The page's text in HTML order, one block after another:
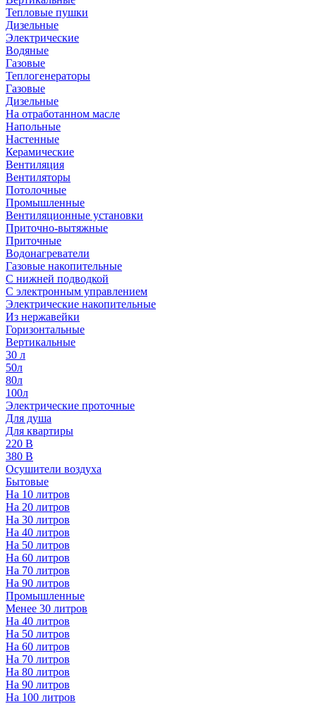
Тепловые пушки
Дизельные
Электрические
Водяные
Газовые
Теплогенераторы
Газовые
Дизельные
На отработанном масле
Напольные
Настенные
Керамические
Вентиляция
Вентиляторы
Потолочные
Промышленные
Вентиляционные установки
Приточно-вытяжные
Приточные
Водонагреватели
Газовые накопительные
С нижней подводкой
С электронным управлением
Электрические накопительные
Из нержавейки
Горизонтальные
Вертикальные
30 л
50л
80л
100л
Электрические проточные
Для душа
Для квартиры
220 В
380 В
Осушители воздуха
Бытовые
На 10 литров
На 20 литров
На 30 литров
На 40 литров
На 50 литров
На 60 литров
На 70 литров
На 90 литров
Промышленные
Менее 30 литров
На 40 литров
На 50 литров
На 60 литров
На 70 литров
На 80 литров
На 90 литров
На 100 литров